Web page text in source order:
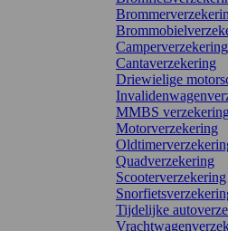
Camperverzekering
Cantaverzekering
Driewielige
MMBS verzekering
Motorverzekering
Quadverzekering
Scooterverzekering
Tijdelijke